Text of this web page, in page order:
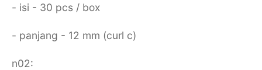
- isi - 30 pcs / box
- panjang - 12 mm (curl c)
n02: